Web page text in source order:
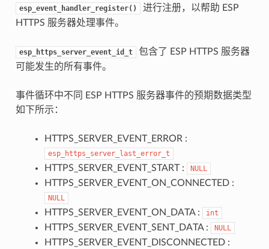
esp_event_handler_register()
进行注册，以帮助 ESP
HTTPS 服务器处理事件。
esp_https_server_event_id_t
包含了 ESP HTTPS 服务器
可能发生的所有事件。
事件循环中不同 ESP HTTPS 服务器事件的预期数据类型
如下所示：
HTTPS_SERVER_EVENT_ERROR :
esp_https_server_last_error_t
HTTPS_SERVER_EVENT_START : NULL
HTTPS_SERVER_EVENT_ON_CONNECTED :
NULL
HTTPS_SERVER_EVENT_ON_DATA : int
HTTPS_SERVER_EVENT_SENT_DATA : NULL
HTTPS_SERVER_EVENT_DISCONNECTED :